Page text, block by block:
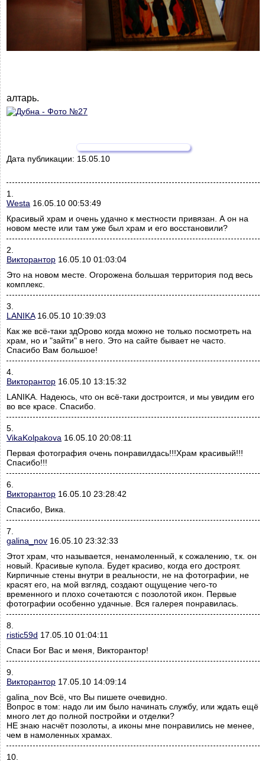
алтарь.
Дата публикации: 15.05.10
1.
Westa 16.05.10 00:53:49
Красивый храм и очень удачно к местности привязан. А он на
новом месте или там уже был храм и его восстановили?
2.
Викторантор 16.05.10 01:03:04
Это на новом месте. Огорожена большая территория под весь
комплекс.
3.
LANIKA16.05.10 10:39:03
Как же всё-таки здОрово когда можно не только посмотреть на
храм, но и "зайти" в него. Это на сайте бывает не часто.
Спасибо Вам большое!
4.
Викторантор 16.05.10 13:15:32
LANIKA. Надеюсь, что он всё-таки достроится, и мы увидим его
во все красе. Спасибо.
5.
VikaKolpakova 16.05.10 20:08:11
Первая фотография очень понравилдась!!!Храм красивый!!!
Спасибо!!!
6.
Викторантор 16.05.10 23:28:42
Спасибо, Вика.
7.
galina_nov 16.05.10 23:32:33
Этот храм, что называется, ненамоленный, к сожалению, т.к. он
новый. Красивые купола. Будет красиво, когда его достроят.
Кирпичные стены внутри в реальности, не на фотографии, не
красят его, на мой взгляд, создают ощущение чего-то
временного и плохо сочетаются с позолотой икон. Первые
фотографии особенно удачные. Вся галерея понравилась.
8.
ristic59d 17.05.10 01:04:11
Спаси Бог Вас и меня, Викторантор!
9.
Викторантор 17.05.10 14:09:14
galina_nov Всё, что Вы пишете очевидно.
Вопрос в том: надо ли им было начинать службу, или ждать ещё
много лет до полной постройки и отделки?
НЕ знаю насчёт позолоты, а иконы мне понравились не менее,
чем в намоленных храмах.
10.